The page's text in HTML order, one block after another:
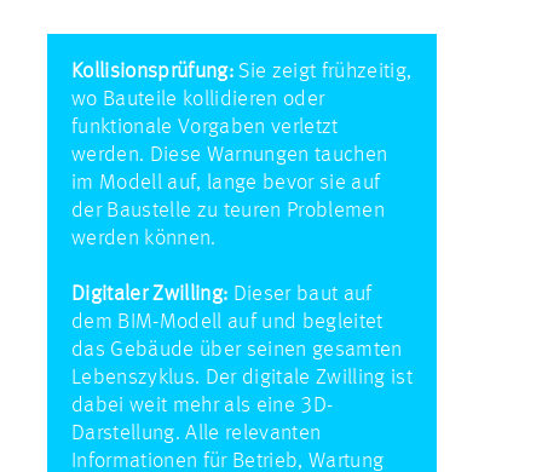
Kollisionsprüfung:Sie zeigt frühzeitig,
wo Bauteile kollidieren oder
funktionale Vorgaben verletzt
werden. Diese Warnungen tauchen
im Modell auf, lange bevor sie auf
der Baustelle zu teuren Problemen
werden können.
Digitaler Zwilling: Dieser baut auf
dem BIM-Modell auf und begleitet
das Gebäude über seinen gesamten
Lebenszyklus. Der digitale Zwilling ist
dabei weit mehr als eine 3D-
Darstellung. Alle relevanten
Informationen für Betrieb, Wartung